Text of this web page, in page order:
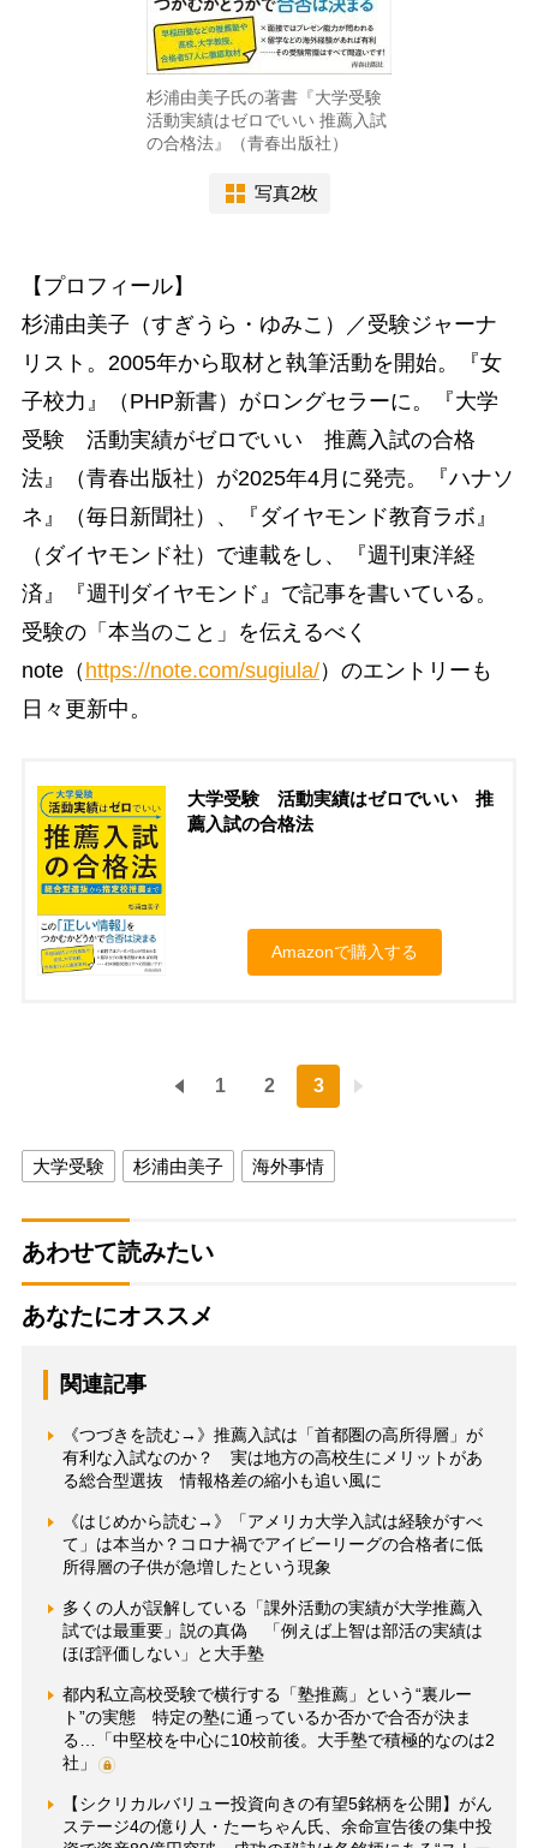
杉浦由美子氏の著書『大学受験
活動実績はゼロでいい 推薦入試
の合格法』（青春出版社）
写真2枚
【プロフィール】
杉浦由美子（すぎうら・ゆみこ）／受験ジャーナ
リスト。2005年から取材と執筆活動を開始。『女
子校力』（PHP新書）がロングセラーに。『大学
受験 活動実績がゼロでいい 推薦入試の合格
法』（青春出版社）が2025年4月に発売。『ハナソ
ネ』（毎日新聞社）、『ダイヤモンド教育ラボ』
（ダイヤモンド社）で連載をし、『週刊東洋経
済』『週刊ダイヤモンド』で記事を書いている。
受験の「本当のこと」を伝えるべく
note（ https://note.com/sugiula/）のエントリーも
日々更新中。
大学受験 活動実績はゼロでいい 推
薦入試の合格法
Amazonで購入する
1 2 3
大学受験 杉浦由美子 海外事情
あわせて読みたい
あなたにオススメ
関連記事
《つづきを読む→》推薦入試は「首都圏の高所得層」が
有利な入試なのか？ 実は地方の高校生にメリットがあ
る総合型選抜 情報格差の縮小も追い風に
《はじめから読む→》「アメリカ大学入試は経験がすべ
て」は本当か？コロナ禍でアイビーリーグの合格者に低
所得層の子供が急増したという現象
多くの人が誤解している「課外活動の実績が大学推薦入
試では最重要」説の真偽 「例えば上智は部活の実績は
ほぼ評価しない」と大手塾
都内私立高校受験で横行する「塾推薦」という“裏ルー
ト”の実態 特定の塾に通っているか否かで合否が決ま
る…「中堅校を中心に10校前後。大手塾で積極的なのは2
社」
【シクリカルバリュー投資向きの有望5銘柄を公開】がん
ステージ4の億り人・たーちゃん氏、余命宣告後の集中投